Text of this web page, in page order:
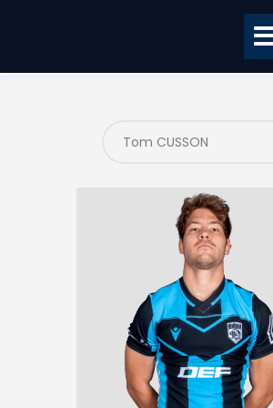
Accueil
EQUIPE PRO
RCME Association
ENTREPRISES &
PARTENAIRES